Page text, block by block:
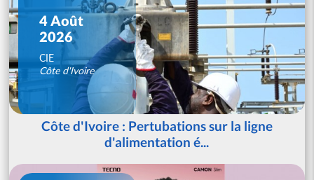
4 Août
2026
CIE
Côte d'Ivoire
Côte d'Ivoire : Pertubations sur la ligne
d'alimentation é...